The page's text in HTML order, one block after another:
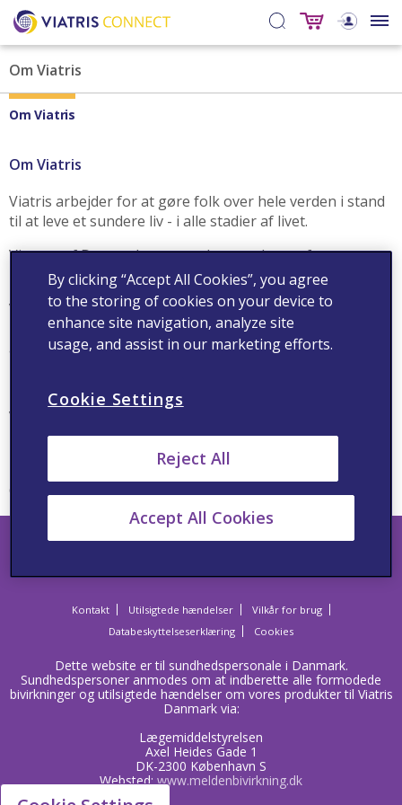
Om Viatris
Om Viatris
Om Viatris
Viatris arbejder for at gøre folk over hele verden i stand
til at leve et sundere liv - i alle stadier af livet.
Vi er en af Danmarks største leverandører af
receptpligtig medicin og håndkøbslægemidler.
Vores dygtige team markedsfører produkter til
behandling af alt fra sæsonbetinget- og helårsallergi til
anafylaktisk chok og hudkræft.
Viatris' portefølje består af mange forskellige
lægemidler, både originallægemidler, generisk medicin,
biosimilære lægemidler og produkter i håndkøb.
CRE-2023-0066
Kontakt Utilsigtede hændelser
Vilkår for brug
Databeskyttelseserklæring
Cookies
Dette website er til sundhedspersonale i Danmark.
Sundhedspersoner anmodes om at indberette alle formodede
bivirkninger og utilsigtede hændelser om vores produkter til Viatris
Danmark via:
Lægemiddelstyrelsen
Axel Heides Gade 1
DK-2300 København S
Websted:www.meldenbivirkning.dk
By clicking “Accept All Cookies”, you agree
to the storing of cookies on your device to
enhance site navigation, analyze site
usage, and assist in our marketing efforts.
Cookie Settings
Reject All
Accept All Cookies